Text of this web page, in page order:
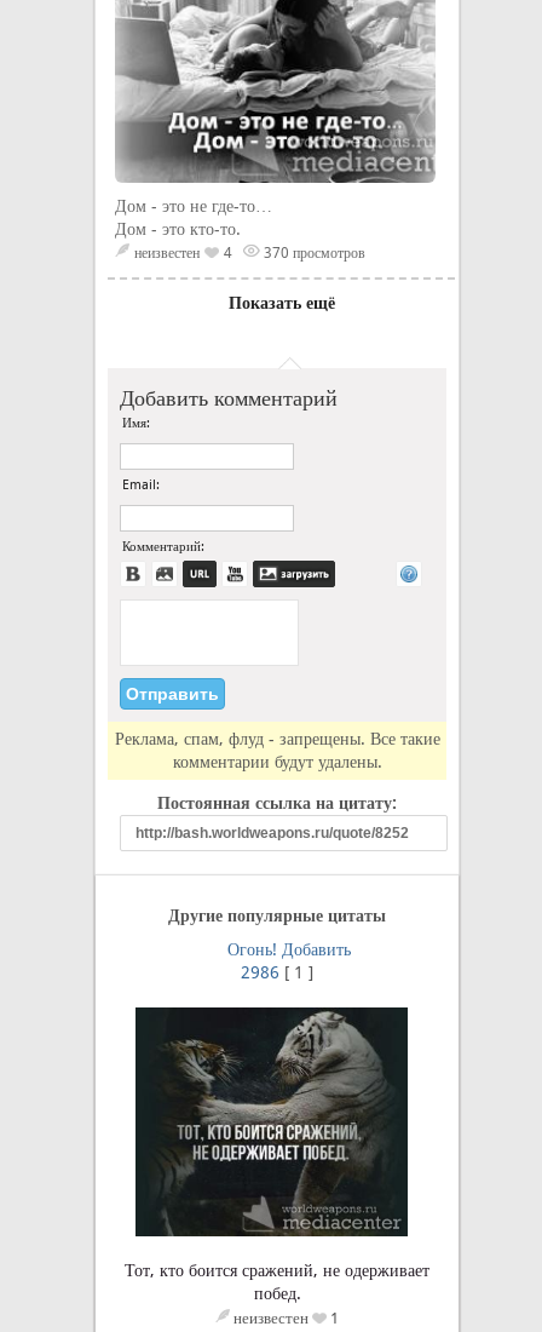
Дом - это не где-то…
Дом - это кто-то.
неизвестен 4 370 просмотров
Показать ещё
Добавить комментарий
Имя:
Email:
Комментарий:
Реклама, спам, флуд - запрещены. Все такие
комментарии будут удалены.
Постоянная ссылка на цитату:
Другие популярные цитаты
Огонь! Добавить
2986 [ 1 ]
Тот, кто боится сражений, не одерживает
побед.
неизвестен 1